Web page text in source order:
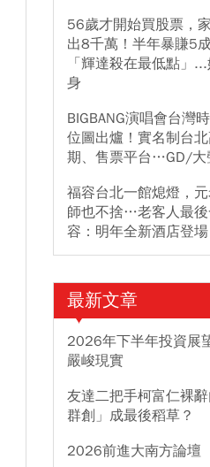
56歲才開始買股票，
出8千萬！半年暴賺5
「輝達殺在最低點」
身
BIGBANG演唱會台灣
位圖出爐！實名制台
期、售票平台…GD/大
福容台北一館熄燈，
師也不捨…老客人最
容：明年全新酒店登場
最新文章
2026年下半年投資展
嚴峻現實
友達二把手柯富仁裸
群創」成最後稻草？
2026前進大南方論壇